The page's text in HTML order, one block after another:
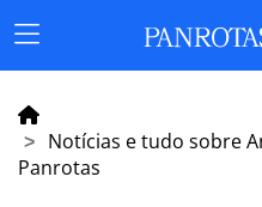
Menu
Principal
Notícias e tudo sobre
Panrotas